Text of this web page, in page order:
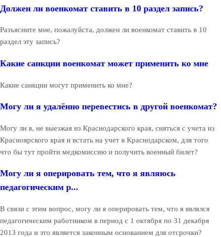
Должен ли военкомат ставить в 10 раздел запись?
Разъясните мне, пожалуйста, должен ли военкомат ставить в 10
раздел эту запись?
Какие санкции военкомат может применить ко мне
Какие санкции могут применить ко мне?
Могу ли я удалённо перевестись в другой военкомат?
Могу ли я, не выезжая из Краснодарского края, сняться с учета из
Красноярского края и встать на учет в Краснодарском, для того
что бы тут пройти медкомиссию и получить военный билет?
Могу ли я оперировать тем, что я являюсь
педагогическим р...
В связи с этим вопрос, могу ли я оперировать тем, что я являлся
педагогическим работником в период с 1 октября по 31 декабря
2013 года и это является законным основанием для отсрочки?